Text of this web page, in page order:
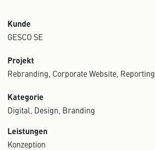
Kunde
GESCO SE
Projekt
Rebranding, Corporate Website, Reporting
Kategorie
Digital, Design, Branding
Leistungen
Konzeption